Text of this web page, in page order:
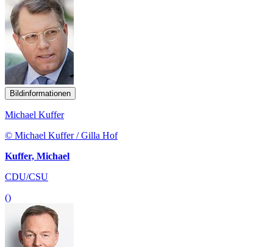
Bildinformationen
Michael Kuffer
© Michael Kuffer / Gilla Hof
Kuffer, Michael
CDU/CSU
()